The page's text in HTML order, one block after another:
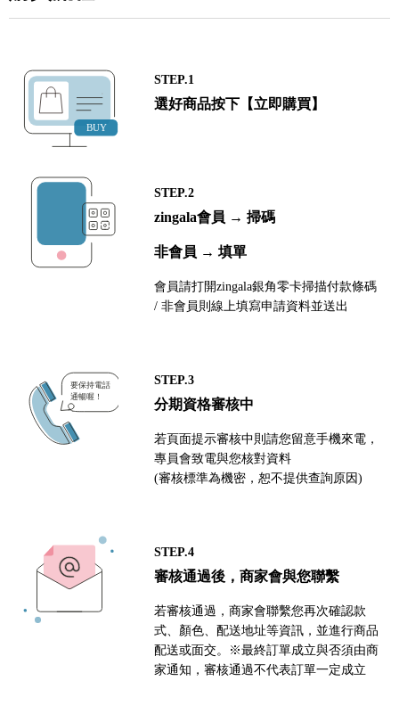
STEP.1
選好商品按下【立即購買】
STEP.2
zingala會員 → 掃碼
非會員 → 填單
會員請打開zingala銀角零卡掃描付款條碼
/ 非會員則線上填寫申請資料並送出
STEP.3
分期資格審核中
若頁面提示審核中則請您留意手機來電，
專員會致電與您核對資料
(審核標準為機密，恕不提供查詢原因)
STEP.4
審核通過後，商家會與您聯繫
若審核通過，商家會聯繫您再次確認款
式、顏色、配送地址等資訊，並進行商品
配送或面交。※最終訂單成立與否須由商
家通知，審核通過不代表訂單一定成立